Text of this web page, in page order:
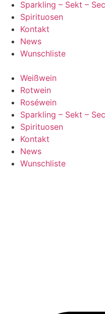
Sparkling – Sekt –
Spirituosen
Kontakt
News
Wunschliste
Weißwein
Rotwein
Roséwein
Sparkling – Sekt –
Spirituosen
Kontakt
News
Wunschliste